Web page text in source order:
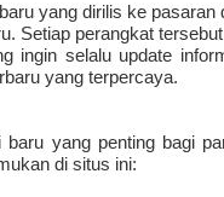
yang dirilis ke
Setiap perangkat
ingin selalu update
yang terpercaya.
yang penting bagi
di situs ini: